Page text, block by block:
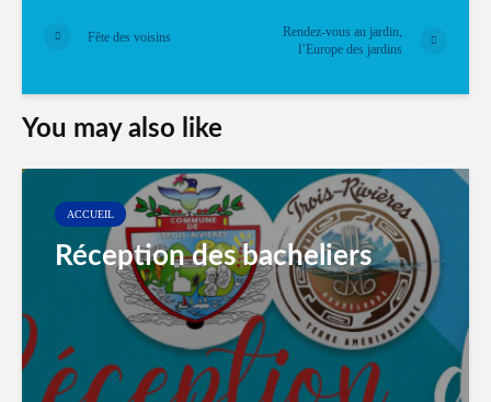
Fête des voisins
Rendez-vous au jardin,
l’Europe des jardins
You may also like
ACCUEIL
Réception des bacheliers